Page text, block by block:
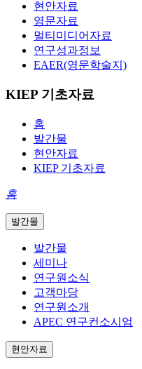
현안자료
영문자료
멀티미디어자료
연구성과정보
EAER(영문학술지)
KIEP 기초자료
홈
발간물
현안자료
KIEP 기초자료
홈
발간물
발간물
세미나
연구원소식
고객마당
연구원소개
APEC 연구컨소시엄
현안자료